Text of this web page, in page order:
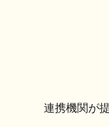
連携機関が